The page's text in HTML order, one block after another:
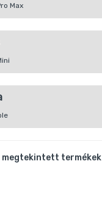
Max
termékek